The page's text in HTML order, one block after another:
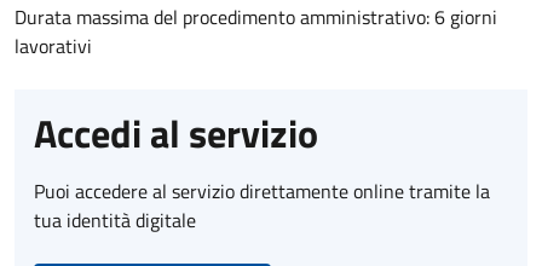
Durata massima del procedimento amministrativo: 6 giorni
lavorativi
Accedi al servizio
Puoi accedere al servizio direttamente online tramite la
tua identità digitale